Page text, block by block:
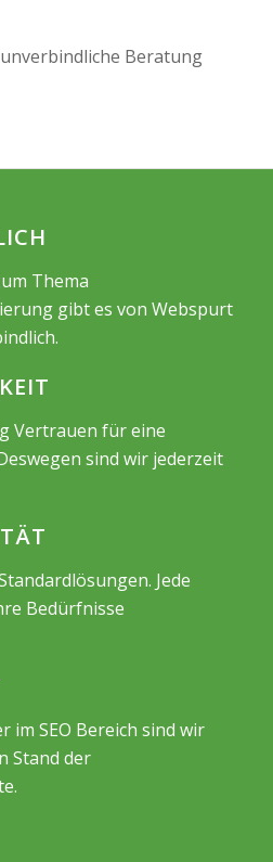
Beratung
Thema
gibt es von Webspurt
Vertrauen für eine
sind wir jederzeit
Jede
Bedürfnisse
im SEO Bereich sind wir
Stand der